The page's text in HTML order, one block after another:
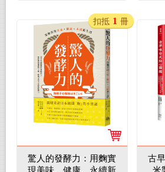
驚人的發酵力：用麴實
扣抵 1 冊
古